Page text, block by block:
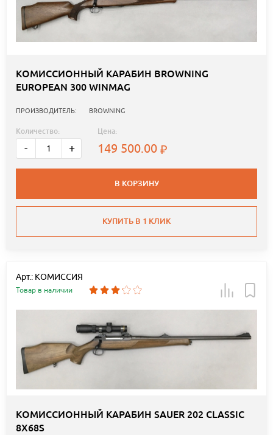
КОМИССИОННЫЙ КАРАБИН BROWNING
EUROPEAN 300 WINMAG
ПРОИЗВОДИТЕЛЬ: BROWNING
Количество:
- +
Цена:
149 500.00
В КОРЗИНУ
КУПИТЬ В 1 КЛИК
Арт.: КОМИССИЯ
Товар в наличии
КОМИССИОННЫЙ КАРАБИН SAUER 202 CLASSIC
8X68S